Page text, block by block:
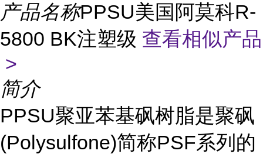
产品名称PPSU美国阿莫科R-
5800 BK注塑级 查看相似产品
>
简介
PPSU聚亚苯基砜树脂是聚砜
(Polysulfone)简称PSF系列的